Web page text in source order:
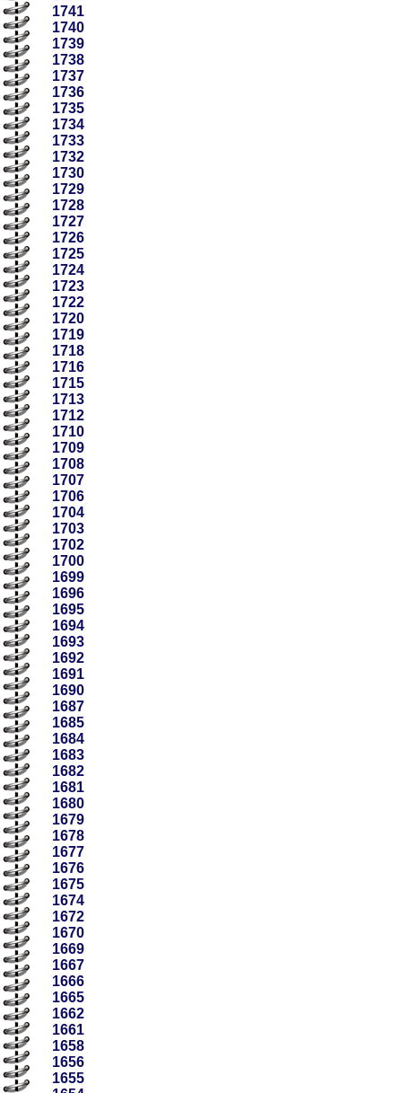
1741
1740
1739
1738
1737
1736
1735
1734
1733
1732
1730
1729
1728
1727
1726
1725
1724
1723
1722
1720
1719
1718
1716
1715
1713
1712
1710
1709
1708
1707
1706
1704
1703
1702
1700
1699
1696
1695
1694
1693
1692
1691
1690
1687
1685
1684
1683
1682
1681
1680
1679
1678
1677
1676
1675
1674
1672
1670
1669
1667
1666
1665
1662
1661
1658
1656
1655